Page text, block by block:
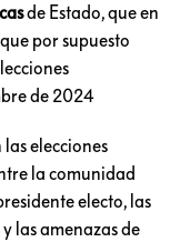
de Estado, que en
por supuesto
de 2024
elecciones
la comunidad
electo, las
las amenazas de